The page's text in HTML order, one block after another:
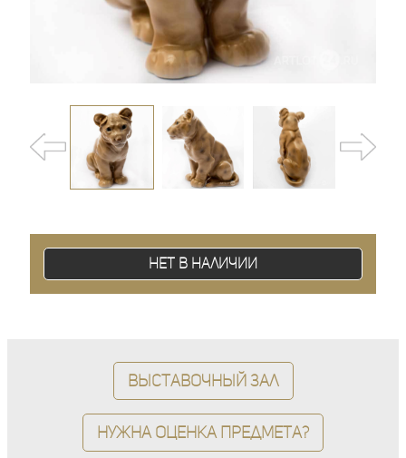
Нет в наличии
Выставочный зал
Нужна оценка предмета?